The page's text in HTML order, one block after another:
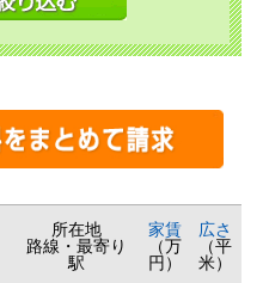
所在地
路線・最寄り
駅
家賃
（万
円）
広さ
（平
米）